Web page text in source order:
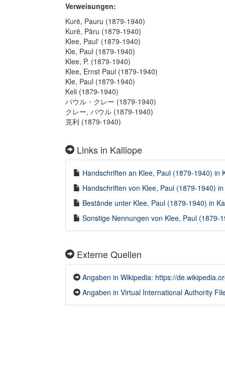
Verweisungen:
Kurē, Pauru (1879-1940)
Kurē, Pāru (1879-1940)
Klee, Paulʹ (1879-1940)
Kle, Paul (1879-1940)
Klee, P. (1879-1940)
Klee, Ernst Paul (1879-1940)
Kle, Paul (1879-1940)
Keli (1879-1940)
パウル・クレー (1879-1940)
クレー, パウル (1879-1940)
克利 (1879-1940)
Links in Kalliope
Handschriften an Klee, Paul (1879-1940) in
Handschriften von Klee, Paul (1879-1940)
Bestände unter Klee, Paul (1879-1940) in
Sonstige Nennungen von Klee, Paul (1879-
Externe Quellen
Angaben in Wikipedia: https://
Angaben in Virtual International Authority